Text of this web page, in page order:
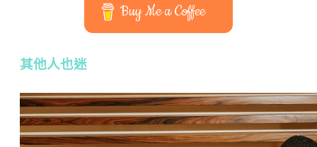
Buy Me a Coffee
其他人也迷